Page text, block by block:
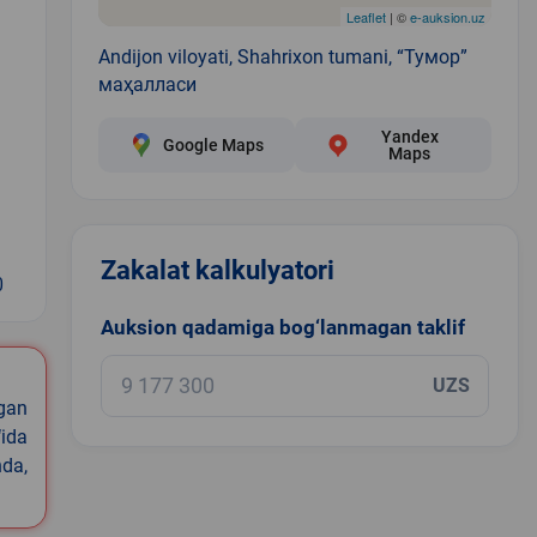
Leaflet| ©e-auksion.uz
Andijon viloyati, Shahrixon tumani, “Тумор”
маҳалласи
Google Maps
Yandex
Maps
Zakalat kalkulyatori
Auksion qadamiga bog‘lanmagan taklif
UZS